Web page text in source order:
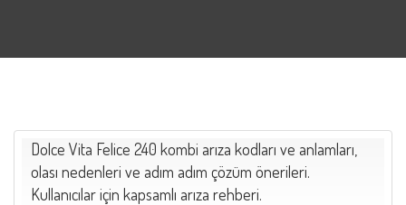
Dolce Vita Felice 240 kombi arıza kodları ve anlamları,
olası nedenleri ve adım adım çözüm önerileri.
Kullanıcılar için kapsamlı arıza rehberi.